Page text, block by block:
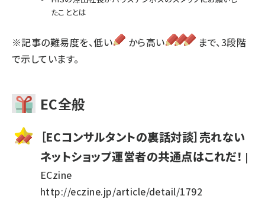
たこととは
※記事の難易度を、低い から高い
まで、3段階
で示しています。
EC全般
［ECコンサルタントの裏話対談］売れない
ネットショップ運営者の共通点はこれだ！ |
ECzine
http://eczine.jp/article/detail/1792